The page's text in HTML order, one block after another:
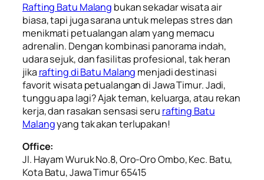
Rafting Batu Malang bukan sekadar wisata air
biasa, tapi juga sarana untuk melepas stres dan
menikmati petualangan alam yang memacu
adrenalin. Dengan kombinasi panorama indah,
udara sejuk, dan fasilitas profesional, tak heran
jika rafting di Batu Malang menjadi destinasi
favorit wisata petualangan di Jawa Timur. Jadi,
tunggu apa lagi? Ajak teman, keluarga, atau rekan
kerja, dan rasakan sensasi seru rafting Batu
Malangyang tak akan terlupakan!
Office:
Jl. Hayam Wuruk No.8, Oro-Oro Ombo, Kec. Batu,
Kota Batu, Jawa Timur 65415